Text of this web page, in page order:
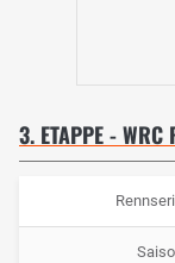
3. ETAPPE - WRC